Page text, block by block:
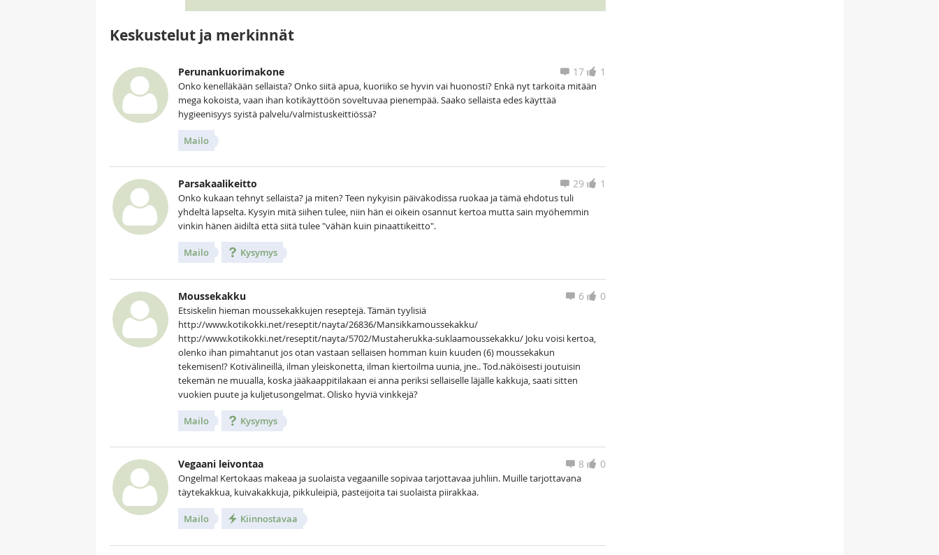
Keskustelut ja merkinnät
Perunankuorimakone 1
17
Onko kenelläkään sellaista? Onko siitä apua, kuoriiko se hyvin vai huonosti? Enkä nyt tarkoita mitään
mega kokoista, vaan ihan kotikäyttöön soveltuvaa pienempää. Saako sellaista edes käyttää
hygieenisyys syistä palvelu/valmistuskeittiössä?
Mailo
Parsakaalikeitto 1
29
Onko kukaan tehnyt sellaista? ja miten? Teen nykyisin päiväkodissa ruokaa ja tämä ehdotus tuli
yhdeltä lapselta. Kysyin mitä siihen tulee, niin hän ei oikein osannut kertoa mutta sain myöhemmin
vinkin hänen äidiltä että siitä tulee "vähän kuin pinaattikeitto".
Mailo Kysymys
Moussekakku 0
6
Etsiskelin hieman moussekakkujen reseptejä. Tämän tyylisiä
http://www.kotikokki.net/reseptit/nayta/26836/Mansikkamoussekakku/
http://www.kotikokki.net/reseptit/nayta/5702/Mustaherukka-suklaamoussekakku/ Joku voisi kertoa,
olenko ihan pimahtanut jos otan vastaan sellaisen homman kuin kuuden (6) moussekakun
tekemisen!? Kotivälineillä, ilman yleiskonetta, ilman kiertoilma uunia, jne.. Tod.näköisesti joutuisin
tekemän ne muualla, koska jääkaappitilakaan ei anna periksi sellaiselle läjälle kakkuja, saati sitten
vuokien puute ja kuljetusongelmat. Olisko hyviä vinkkejä?
Mailo Kysymys
Vegaani leivontaa 0
8
Ongelma! Kertokaas makeaa ja suolaista vegaanille sopivaa tarjottavaa juhliin. Muille tarjottavana
täytekakkua, kuivakakkuja, pikkuleipiä, pasteijoita tai suolaista piirakkaa.
Mailo Kiinnostavaa